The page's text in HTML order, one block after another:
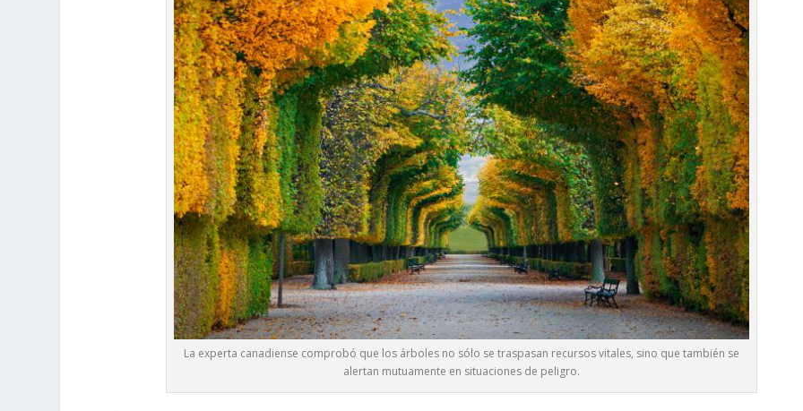
La experta canadiense comprobó que los árboles no sólo se traspasan recursos vitales, sino que también se
alertan mutuamente en situaciones de peligro.